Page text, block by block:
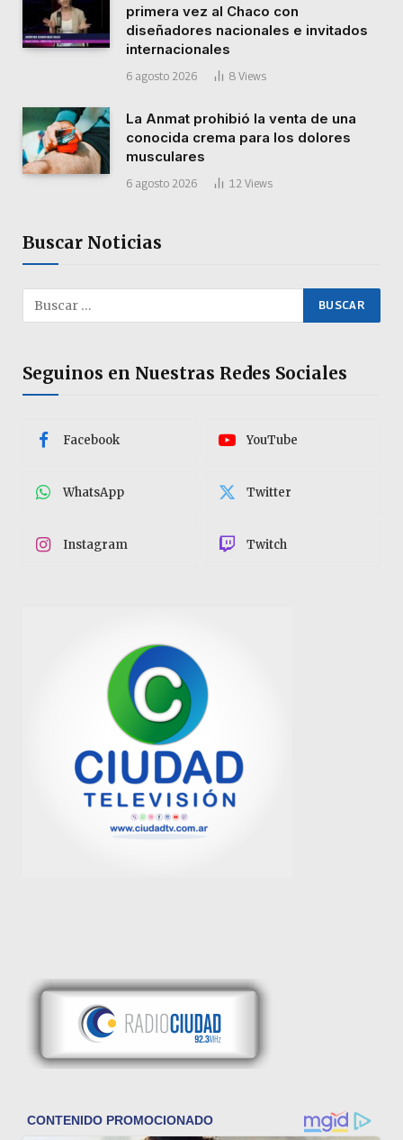
primera vez al Chaco con
diseñadores nacionales e invitados
internacionales
6 agosto 2026 8 Views
La Anmat prohibió la venta de una
conocida crema para los dolores
musculares
6 agosto 2026 12 Views
Buscar Noticias
Seguinos en Nuestras Redes Sociales
Facebook YouTube
WhatsApp Twitter
Instagram Twitch